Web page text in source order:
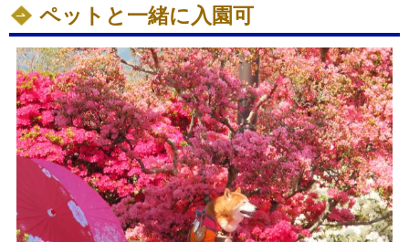
ペットと一緒に入園可